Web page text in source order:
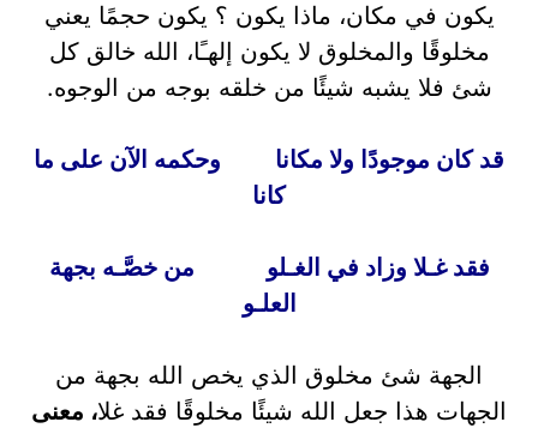
يكون في مكان، ماذا يكون ؟ يكون حجمًا يعني
مخلوقًا والمخلوق لا يكون إلهـًا، الله خالق كل
شئ فلا يشبه شيئًا من خلقه بوجه من الوجوه.
قد كان موجودًا ولا مكانا وحكمه الآن على ما
كانا
فقد غـلا وزاد في الغـلو من خصَّـه بجهة
العلـو
الجهة شئ مخلوق الذي يخص الله بجهة من
الجهات هذا جعل الله شيئًا مخلوقًا فقد غلا، معنى